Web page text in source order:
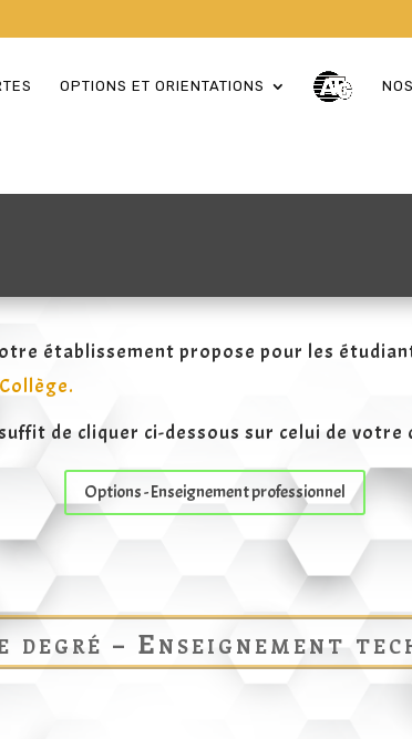
OPTIONS ET ORIENTATIONS
établissement propose pour les
de cliquer ci-dessous sur celui de votre
Options - Enseignement professionnel
degré – Enseignement